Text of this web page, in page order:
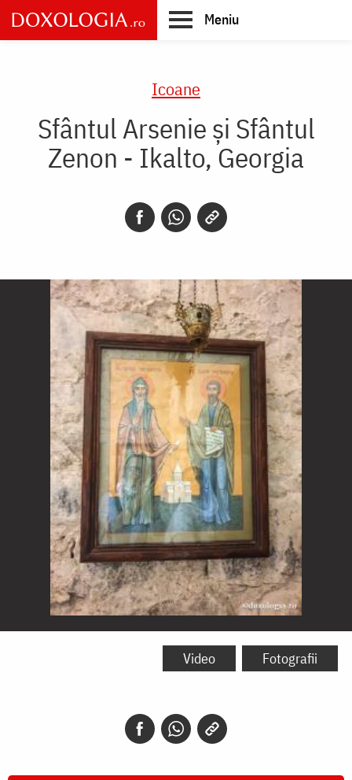
Skip
to
main
Meniu
Icoane
Sfântul Arsenie și Sfântul
Zenon - Ikalto, Georgia
Sfântul
Video Fotografii